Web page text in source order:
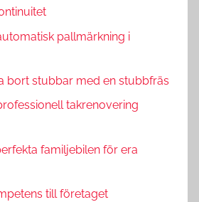
pallmärkning i
bort stubbar med en stubbfräs
takrenovering
familjebilen för era
till företaget